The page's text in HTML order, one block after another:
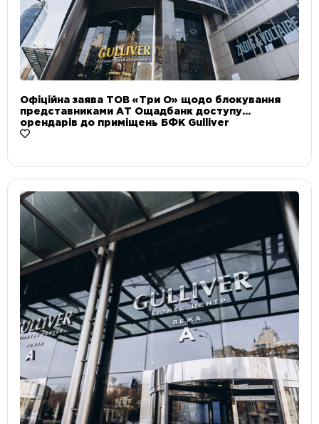
Офіційна заява ТОВ «Три О» щодо блокування
представниками АТ Ощадбанк доступу
орендарів до приміщень БФК Gulliver